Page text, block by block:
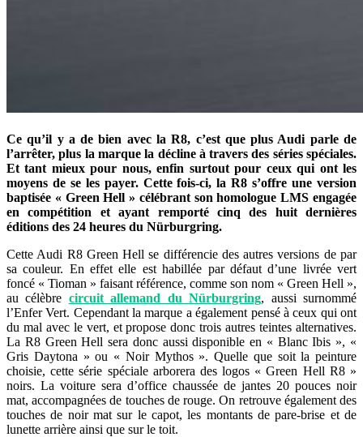
Ce qu’il y a de bien avec la R8, c’est que plus Audi parle de
l’arrêter, plus la marque la décline à travers des séries spéciales.
Et tant mieux pour nous, enfin surtout pour ceux qui ont les
moyens de se les payer. Cette fois-ci, la R8 s’offre une version
baptisée « Green Hell » célébrant son homologue LMS engagée
en compétition et ayant remporté cinq des huit dernières
éditions des 24 heures du Nürburgring.
Cette Audi R8 Green Hell se différencie des autres versions de par
sa couleur. En effet elle est habillée par défaut d’une livrée vert
foncé « Tioman » faisant référence, comme son nom « Green Hell »,
au célèbre circuit allemand du Nürburgring, aussi surnommé
l’Enfer Vert. Cependant la marque a également pensé à ceux qui ont
du mal avec le vert, et propose donc trois autres teintes alternatives.
La R8 Green Hell sera donc aussi disponible en « Blanc Ibis », «
Gris Daytona » ou « Noir Mythos ». Quelle que soit la peinture
choisie, cette série spéciale arborera des logos « Green Hell R8 »
noirs. La voiture sera d’office chaussée de jantes 20 pouces noir
mat, accompagnées de touches de rouge. On retrouve également des
touches de noir mat sur le capot, les montants de pare-brise et de
lunette arrière ainsi que sur le toit.